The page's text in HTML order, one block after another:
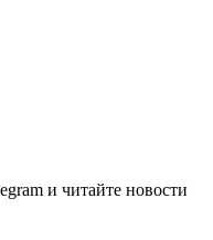
и читайте новости